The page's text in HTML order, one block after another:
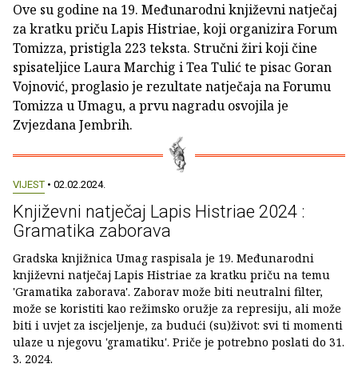
Ove su godine na 19. Međunarodni književni natječaj
za kratku priču Lapis Histriae, koji organizira Forum
Tomizza, pristigla 223 teksta. Stručni žiri koji čine
spisateljice Laura Marchig i Tea Tulić te pisac Goran
Vojnović, proglasio je rezultate natječaja na Forumu
Tomizza u Umagu, a prvu nagradu osvojila je
Zvjezdana Jembrih.
VIJEST • 02.02.2024.
Književni natječaj Lapis Histriae 2024 :
Gramatika zaborava
Gradska knjižnica Umag raspisala je 19. Međunarodni
književni natječaj Lapis Histriae za kratku priču na temu
'Gramatika zaborava'. Zaborav može biti neutralni filter,
može se koristiti kao režimsko oružje za represiju, ali može
biti i uvjet za iscjeljenje, za budući (su)život: svi ti momenti
ulaze u njegovu 'gramatiku'. Priče je potrebno poslati do 31.
3. 2024.